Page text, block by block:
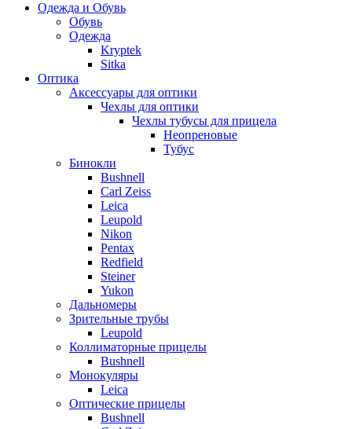
Одежда и Обувь
Обувь
Одежда
Kryptek
Sitka
Оптика
Аксессуары для оптики
Чехлы для оптики
Чехлы тубусы для прицела
Неопреновые
Тубус
Бинокли
Bushnell
Carl Zeiss
Leica
Leupold
Nikon
Pentax
Redfield
Steiner
Yukon
Дальномеры
Зрительные трубы
Leupold
Коллиматорные прицелы
Bushnell
Монокуляры
Leica
Оптические прицелы
Bushnell